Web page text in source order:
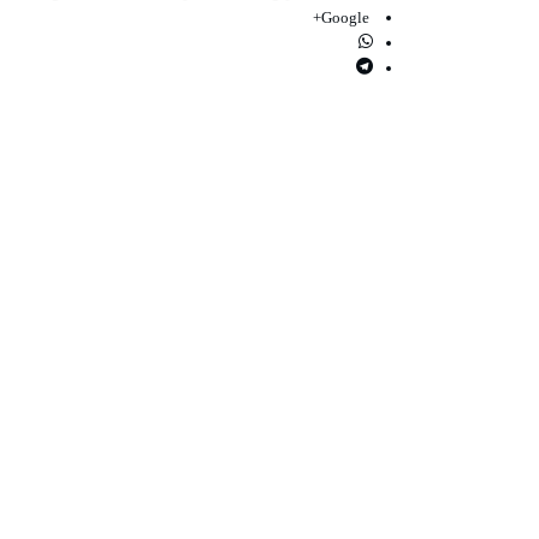
Google+